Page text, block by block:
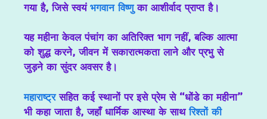
गया है, जिसे स्वयंभगवान विष्णुका आशीर्वाद प्राप्त है।
यह महीना केवल पंचांग का अतिरिक्त भाग नहीं, बल्कि आत्मा
को शुद्ध करने, जीवन में सकारात्मकता लाने और प्रभु से
जुड़ने का सुंदर अवसर है।
महाराष्ट्रसहित कई स्थानों पर इसे प्रेम से “धोंडे का महीना”
भी कहा जाता है, जहाँ धार्मिक आस्था के साथरिश्तों की